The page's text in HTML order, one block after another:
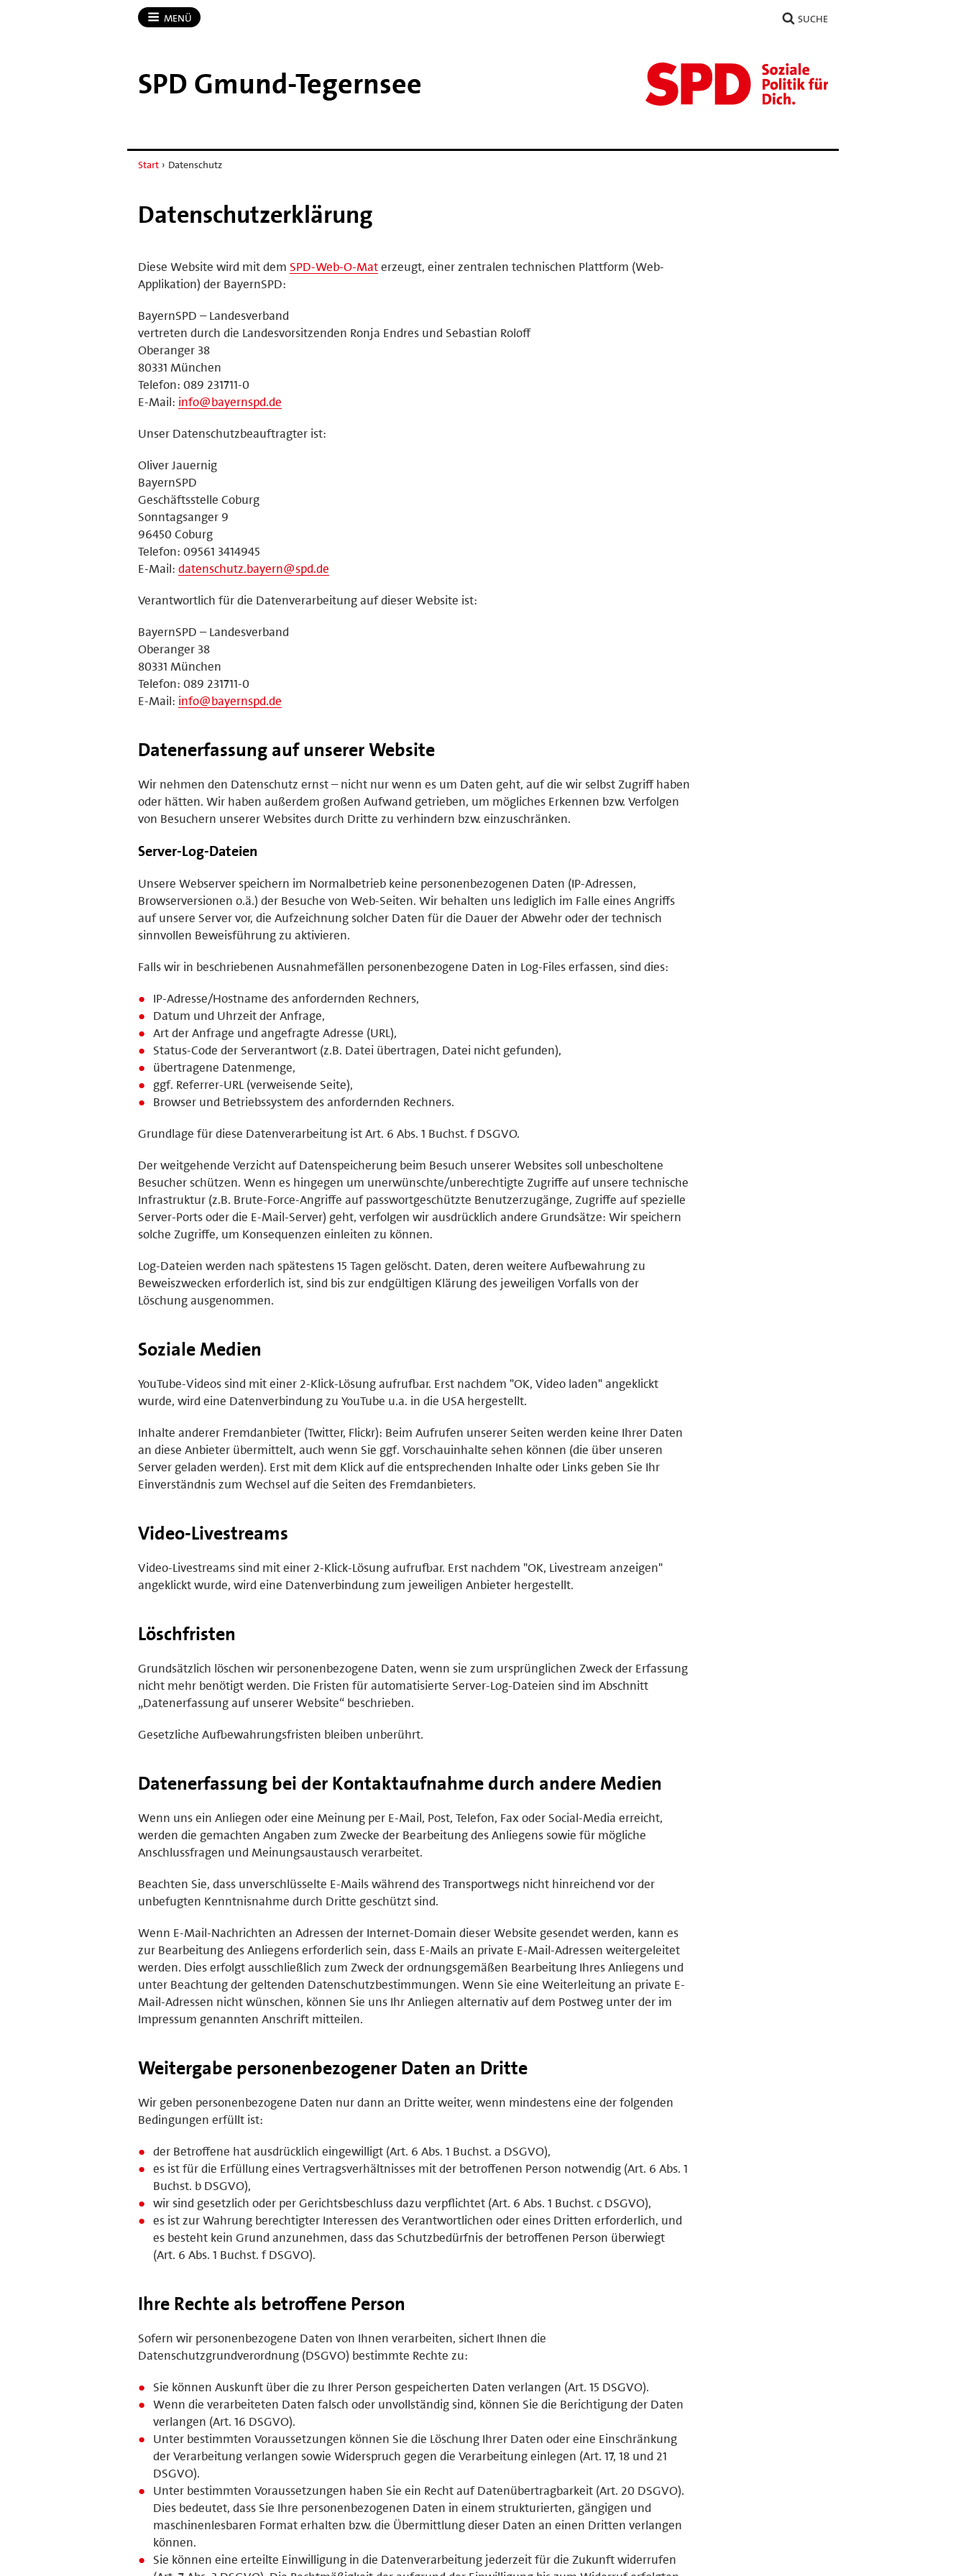
MENÜ SUCHE
SPD Gmund-​Tegernsee
Start › Datenschutz
Datenschutzerklärung
Diese Website wird mit dem SPD-Web-O-Materzeugt, einer zentralen technischen Plattform (Web-
Applikation) der BayernSPD:
BayernSPD – Landesverband
vertreten durch die Landesvorsitzenden Ronja Endres und Sebastian Roloff
Oberanger 38
80331 München
Telefon: 089 231711-0
E-Mail: info@bayernspd.de
Unser Datenschutzbeauftragter ist:
Oliver Jauernig
BayernSPD
Geschäftsstelle Coburg
Sonntagsanger 9
96450 Coburg
Telefon: 09561 3414945
E-Mail: datenschutz.bayern@spd.de
Verantwortlich für die Datenverarbeitung auf dieser Website ist:
BayernSPD – Landesverband
Oberanger 38
80331 München
Telefon: 089 231711-0
E-Mail: info@bayernspd.de
Datenerfassung auf unserer Website
Wir nehmen den Datenschutz ernst – nicht nur wenn es um Daten geht, auf die wir selbst Zugriff haben
oder hätten. Wir haben außerdem großen Aufwand getrieben, um mögliches Erkennen bzw. Verfolgen
von Besuchern unserer Websites durch Dritte zu verhindern bzw. einzuschränken.
Server-Log-Dateien
Unsere Webserver speichern im Normalbetrieb keine personenbezogenen Daten (IP-Adressen,
Browserversionen o.ä.) der Besuche von Web-Seiten. Wir behalten uns lediglich im Falle eines Angriffs
auf unsere Server vor, die Aufzeichnung solcher Daten für die Dauer der Abwehr oder der technisch
sinnvollen Beweisführung zu aktivieren.
Falls wir in beschriebenen Ausnahmefällen personenbezogene Daten in Log-Files erfassen, sind dies:
IP-Adresse/Hostname des anfordernden Rechners,
Datum und Uhrzeit der Anfrage,
Art der Anfrage und angefragte Adresse (URL),
Status-Code der Serverantwort (z.B. Datei übertragen, Datei nicht gefunden),
übertragene Datenmenge,
ggf. Referrer-URL (verweisende Seite),
Browser und Betriebssystem des anfordernden Rechners.
Grundlage für diese Datenverarbeitung ist Art. 6 Abs. 1 Buchst. f DSGVO.
Der weitgehende Verzicht auf Datenspeicherung beim Besuch unserer Websites soll unbescholtene
Besucher schützen. Wenn es hingegen um unerwünschte/unberechtigte Zugriffe auf unsere technische
Infrastruktur (z.B. Brute-Force-Angriffe auf passwortgeschützte Benutzerzugänge, Zugriffe auf spezielle
Server-Ports oder die E-Mail-Server) geht, verfolgen wir ausdrücklich andere Grundsätze: Wir speichern
solche Zugriffe, um Konsequenzen einleiten zu können.
Log-Dateien werden nach spätestens 15 Tagen gelöscht. Daten, deren weitere Aufbewahrung zu
Beweiszwecken erforderlich ist, sind bis zur endgültigen Klärung des jeweiligen Vorfalls von der
Löschung ausgenommen.
Soziale Medien
YouTube-Videos sind mit einer 2-Klick-Lösung aufrufbar. Erst nachdem "OK, Video laden" angeklickt
wurde, wird eine Datenverbindung zu YouTube u.a. in die USA hergestellt.
Inhalte anderer Fremdanbieter (Twitter, Flickr): Beim Aufrufen unserer Seiten werden keine Ihrer Daten
an diese Anbieter übermittelt, auch wenn Sie ggf. Vorschauinhalte sehen können (die über unseren
Server geladen werden). Erst mit dem Klick auf die entsprechenden Inhalte oder Links geben Sie Ihr
Einverständnis zum Wechsel auf die Seiten des Fremdanbieters.
Video-Livestreams
Video-Livestreams sind mit einer 2-Klick-Lösung aufrufbar. Erst nachdem "OK, Livestream anzeigen"
angeklickt wurde, wird eine Datenverbindung zum jeweiligen Anbieter hergestellt.
Löschfristen
Grundsätzlich löschen wir personenbezogene Daten, wenn sie zum ursprünglichen Zweck der Erfassung
nicht mehr benötigt werden. Die Fristen für automatisierte Server-Log-Dateien sind im Abschnitt
„Datenerfassung auf unserer Website“ beschrieben.
Gesetzliche Aufbewahrungsfristen bleiben unberührt.
Datenerfassung bei der Kontaktaufnahme durch andere Medien
Wenn uns ein Anliegen oder eine Meinung per E-Mail, Post, Telefon, Fax oder Social-Media erreicht,
werden die gemachten Angaben zum Zwecke der Bearbeitung des Anliegens sowie für mögliche
Anschlussfragen und Meinungsaustausch verarbeitet.
Beachten Sie, dass unverschlüsselte E-Mails während des Transportwegs nicht hinreichend vor der
unbefugten Kenntnisnahme durch Dritte geschützt sind.
Wenn E-Mail-Nachrichten an Adressen der Internet-Domain dieser Website gesendet werden, kann es
zur Bearbeitung des Anliegens erforderlich sein, dass E-Mails an private E-Mail-Adressen weitergeleitet
werden. Dies erfolgt ausschließlich zum Zweck der ordnungsgemäßen Bearbeitung Ihres Anliegens und
unter Beachtung der geltenden Datenschutzbestimmungen. Wenn Sie eine Weiterleitung an private E-
Mail-Adressen nicht wünschen, können Sie uns Ihr Anliegen alternativ auf dem Postweg unter der im
Impressum genannten Anschrift mitteilen.
Weitergabe personenbezogener Daten an Dritte
Wir geben personenbezogene Daten nur dann an Dritte weiter, wenn mindestens eine der folgenden
Bedingungen erfüllt ist:
der Betroffene hat ausdrücklich eingewilligt (Art. 6 Abs. 1 Buchst. a DSGVO),
es ist für die Erfüllung eines Vertragsverhältnisses mit der betroffenen Person notwendig (Art. 6 Abs. 1
Buchst. b DSGVO),
wir sind gesetzlich oder per Gerichtsbeschluss dazu verpflichtet (Art. 6 Abs. 1 Buchst. c DSGVO),
es ist zur Wahrung berechtigter Interessen des Verantwortlichen oder eines Dritten erforderlich, und
es besteht kein Grund anzunehmen, dass das Schutzbedürfnis der betroffenen Person überwiegt
(Art. 6 Abs. 1 Buchst. f DSGVO).
Ihre Rechte als betroffene Person
Sofern wir personenbezogene Daten von Ihnen verarbeiten, sichert Ihnen die
Datenschutzgrundverordnung (DSGVO) bestimmte Rechte zu:
Sie können Auskunft über die zu Ihrer Person gespeicherten Daten verlangen (Art. 15 DSGVO).
Wenn die verarbeiteten Daten falsch oder unvollständig sind, können Sie die Berichtigung der Daten
verlangen (Art. 16 DSGVO).
Unter bestimmten Voraussetzungen können Sie die Löschung Ihrer Daten oder eine Einschränkung
der Verarbeitung verlangen sowie Widerspruch gegen die Verarbeitung einlegen (Art. 17, 18 und 21
DSGVO).
Unter bestimmten Voraussetzungen haben Sie ein Recht auf Datenübertragbarkeit (Art. 20 DSGVO).
Dies bedeutet, dass Sie Ihre personenbezogenen Daten in einem strukturierten, gängigen und
maschinenlesbaren Format erhalten bzw. die Übermittlung dieser Daten an einen Dritten verlangen
können.
Sie können eine erteilte Einwilligung in die Datenverarbeitung jederzeit für die Zukunft widerrufen